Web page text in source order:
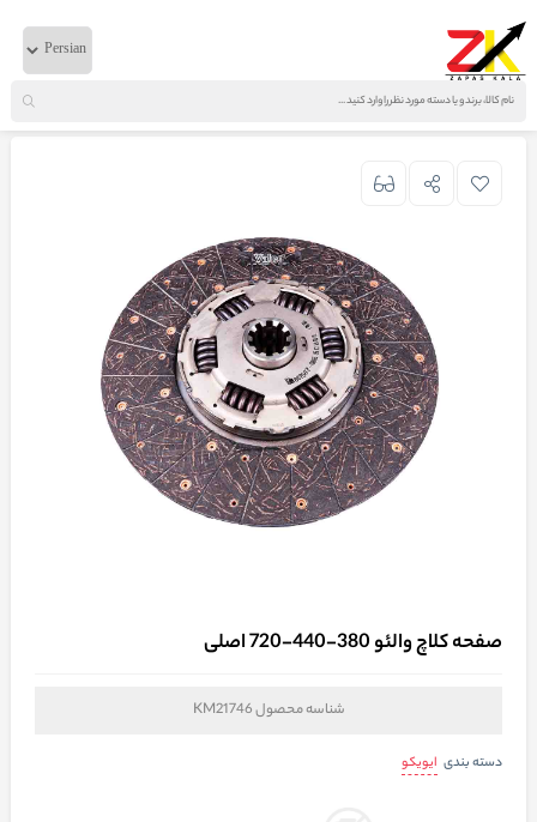
خانه لوازم موتوری ایویکو
صفحه کلاچ والئو 380-440-720 اصلی
شناسه محصولKM21746
دسته بندی ایویکو